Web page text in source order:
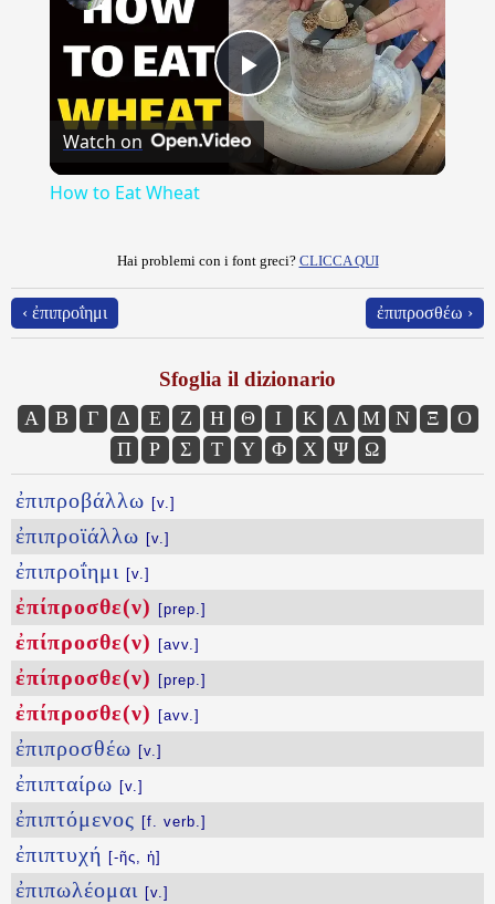
Play
Video
Watch on
How to Eat Wheat
Hai problemi con i font greci? CLICCA QUI
‹ ἐπιπροΐημι ἐπιπροσθέω ›
Sfoglia il dizionario
Α Β Γ Δ Ε Ζ Η Θ Ι Κ Λ Μ Ν Ξ
Ο
Π
Ρ Σ Τ Υ Φ Χ Ψ Ω
ἐπιπροβάλλω [v.]
ἐπιπροϊάλλω [v.]
ἐπιπροΐημι [v.]
ἐπίπροσθε(ν) [prep.]
ἐπίπροσθε(ν) [avv.]
ἐπίπροσθε(ν) [prep.]
ἐπίπροσθε(ν) [avv.]
ἐπιπροσθέω [v.]
ἐπιπταίρω [v.]
ἐπιπτόμενος [f. verb.]
ἐπιπτυχή [-ῆς, ἡ]
ἐπιπωλέομαι [v.]